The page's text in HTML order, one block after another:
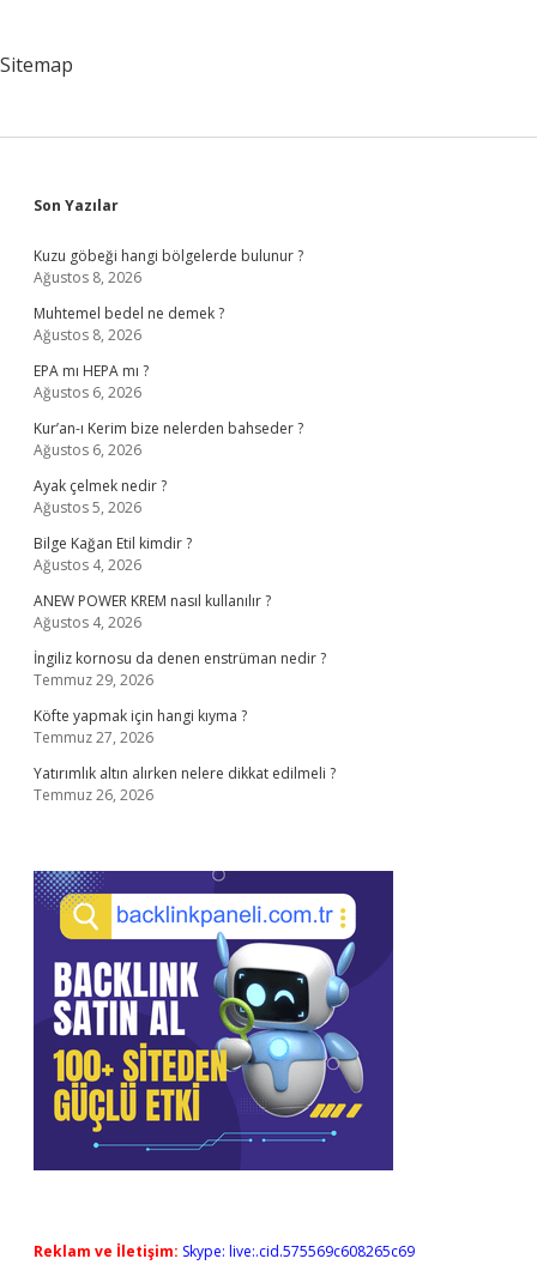
Sitemap
Sidebar
Son Yazılar
Kuzu göbeği hangi bölgelerde bulunur ?
Ağustos 8, 2026
Muhtemel bedel ne demek ?
Ağustos 8, 2026
EPA mı HEPA mı ?
Ağustos 6, 2026
Kur’an-ı Kerim bize nelerden bahseder ?
Ağustos 6, 2026
Ayak çelmek nedir ?
Ağustos 5, 2026
Bilge Kağan Etil kimdir ?
Ağustos 4, 2026
ANEW POWER KREM nasıl kullanılır ?
Ağustos 4, 2026
İngiliz kornosu da denen enstrüman nedir ?
Temmuz 29, 2026
Köfte yapmak için hangi kıyma ?
Temmuz 27, 2026
Yatırımlık altın alırken nelere dikkat edilmeli ?
Temmuz 26, 2026
Reklam ve İletişim: Skype: live:.cid.575569c608265c69